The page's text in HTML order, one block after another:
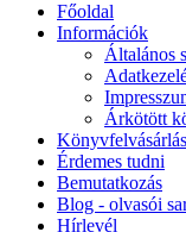
Főoldal
Információk
Általános
Árkötött
Könyvfelvásárlás
Érdemes tudni
Bemutatkozás
Blog - olvasói
Hírlevél